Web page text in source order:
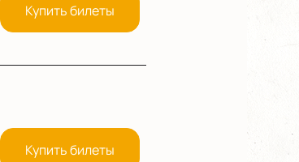
Купить билеты
Купить билеты